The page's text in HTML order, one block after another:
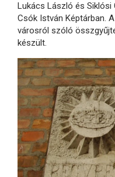
Lukács László és
Csók István Képtárban.
városról szóló
készült.